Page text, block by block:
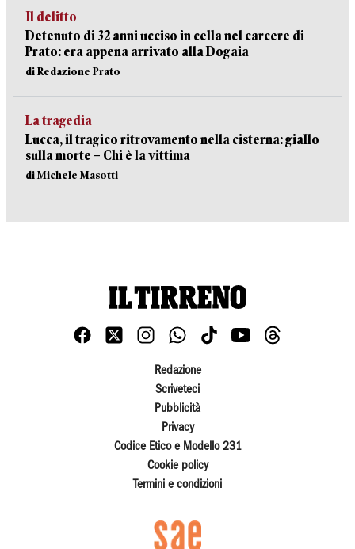
Il delitto
Detenuto di 32 anni ucciso in cella nel carcere di
Prato: era appena arrivato alla Dogaia
di Redazione Prato
La tragedia
Lucca, il tragico ritrovamento nella cisterna: giallo
sulla morte – Chi è la vittima
di Michele Masotti
Redazione
Scriveteci
Pubblicità
Privacy
Codice Etico e Modello 231
Cookie policy
Termini e condizioni